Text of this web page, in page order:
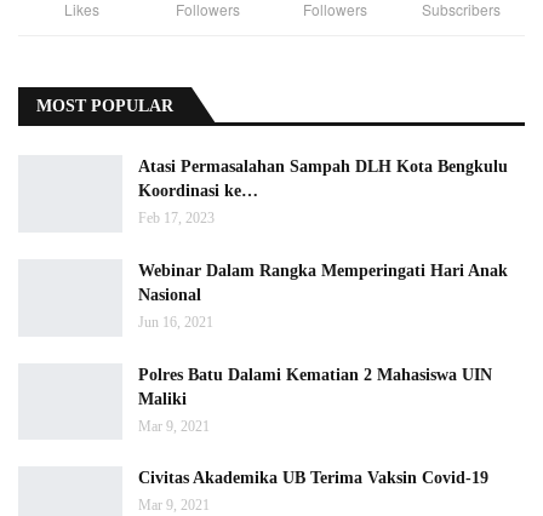
Likes Followers Followers Subscribers
MOST POPULAR
Atasi Permasalahan Sampah DLH Kota Bengkulu
Koordinasi ke…
Feb 17, 2023
Webinar Dalam Rangka Memperingati Hari Anak
Nasional
Jun 16, 2021
Polres Batu Dalami Kematian 2 Mahasiswa UIN
Maliki
Mar 9, 2021
Civitas Akademika UB Terima Vaksin Covid-19
Mar 9, 2021